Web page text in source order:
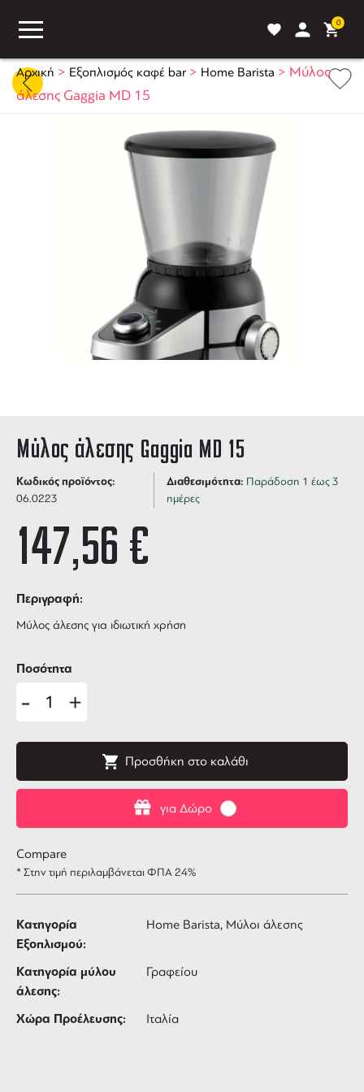
0
ΣΥΓΚΡΙΣΗ
Αρχική > Εξοπλισμός καφέ bar> Home Barista > Μύλος
άλεσης Gaggia MD 15
Μύλος άλεσης Gaggia MD 15
Κωδικός προϊόντος:
06.0223
Διαθεσιμότητα: Παράδοση 1 έως 3
ημέρες
147,56€
Περιγραφή:
Μύλος άλεσης για ιδιωτική χρήση
για Δώρο
Ποσότητα
- +
Προσθήκη στο καλάθι
Compare
* Στην τιμή περιλαμβάνεται ΦΠΑ 24%
Κατηγορία
Εξοπλισμού:
Home Barista, Μύλοι άλεσης
Κατηγορία μύλου
άλεσης:
Γραφείου
Χώρα Προέλευσης: Ιταλία